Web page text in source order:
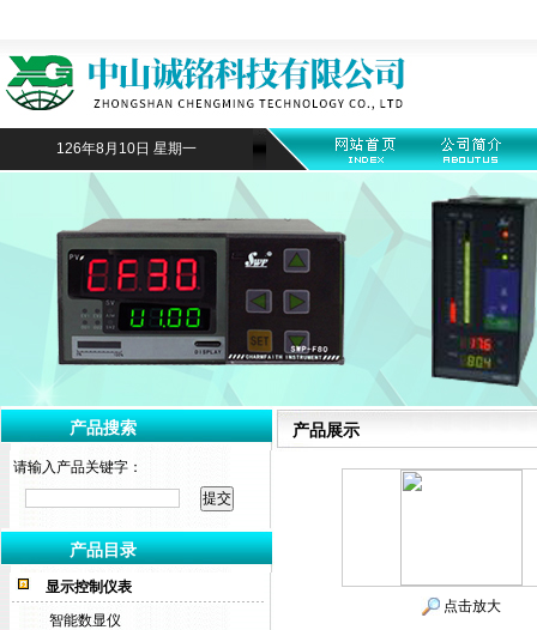
126年8月10日 星期一
产品搜索
请输入产品关键字：
产品目录
显示控制仪表
智能数显仪
产品展示
点击放大